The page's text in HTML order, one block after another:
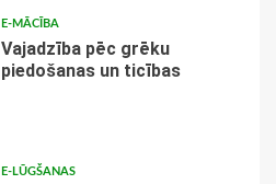
E-MĀCĪBA
Vajadzība pēc grēku
piedošanas un ticības
E-LŪGŠANAS